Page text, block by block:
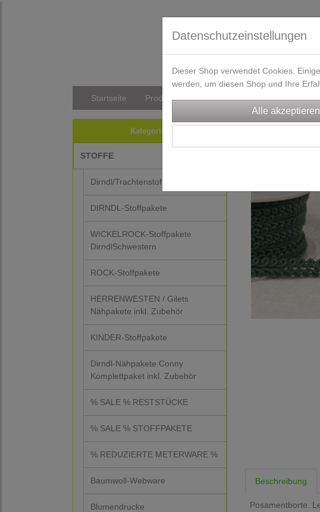
Startseite Produkte Versandkosten/Lieferzeit
Kategorien
STOFFE
Dirndl/Trachtenstoffe
DIRNDL-Stoffpakete
WICKELROCK-Stoffpakete
DirndlSchwestern
ROCK-Stoffpakete
HERRENWESTEN / Gilets
Nähpakete inkl. Zubehör
KINDER-Stoffpakete
Dirndl-Nähpakete Conny
Komplettpaket inkl. Zubehör
% SALE % RESTSTÜCKE
% SALE % STOFFPAKETE
% REDUZIERTE METERWARE %
Baumwoll-Webware
Blumendrucke
Zierborten &
Beschreibung
Posamentborte.
Datenschutzeinstellungen
Dieser Shop verwendet Cookies.
werden, um diesen Shop und Ihre